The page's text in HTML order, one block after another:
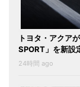
トヨタ・アクア
SPORT」を新設
24時間 ago